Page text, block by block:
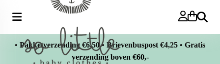
Zoeken
• Pakketverzending €6,50 • Brievenbuspost €4,25 • Gratis
verzending boven €60,-